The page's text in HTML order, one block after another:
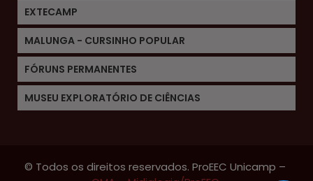
EXTECAMP
MALUNGA - CURSINHO POPULAR
FÓRUNS PERMANENTES
MUSEU EXPLORATÓRIO DE CIÊNCIAS
© Todos os direitos reservados. ProEEC Unicamp –